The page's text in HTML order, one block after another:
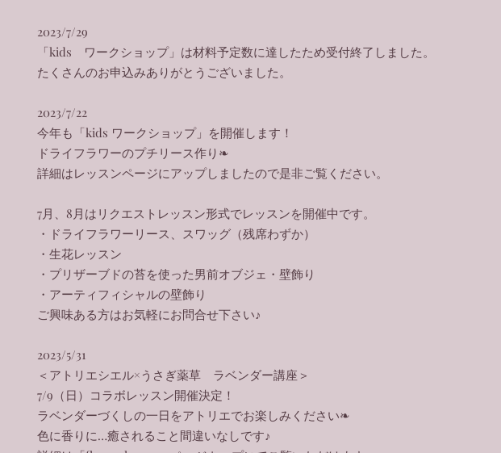
2023/7/29
「kids ワークショップ」は材料予定数に達したため受付終了しました。
たくさんのお申込みありがとうございました。
2023/7/22
今年も「kids ワークショップ」を開催します！
​ドライフラワーのプチリース作り❧
詳細はレッスンページにアップしましたので是非ご覧ください。
7月、8月はリクエストレッスン形式でレッスンを開催中です。
・ドライフラワーリース、スワッグ（残席わずか）
・生花レッスン
・プリザーブドの苔を使った男前オブジェ・壁飾り
・アーティフィシャルの壁飾り
ご興味ある方はお気軽にお問合せ下さい♪
2023/5/31
＜アトリエシエル×うさぎ薬草 ラベンダー講座＞
7/9（日）コラボレッスン開催決定！
ラベンダーづくしの一日をアトリエでお楽しみください❧
色に香りに…癒されること間違いなしです♪